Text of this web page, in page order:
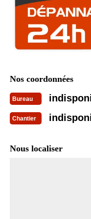
Nos coordonnées
Bureau
Chantier
Nous localiser